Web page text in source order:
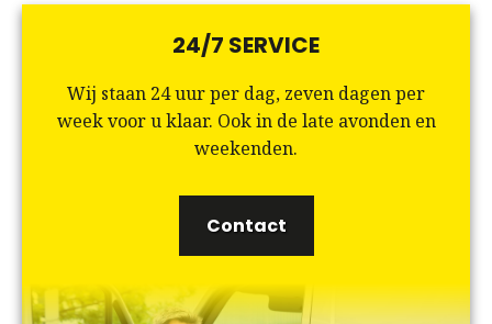
24/7 SERVICE
Wij staan 24 uur per dag, zeven dagen per
week voor u klaar. Ook in de late avonden en
weekenden.
Contact